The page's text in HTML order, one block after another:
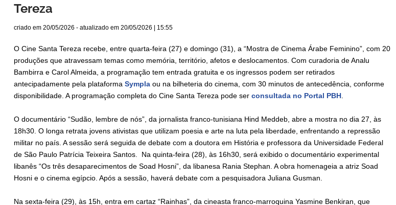
Tereza
criado em 20/05/2026 - atualizado em 20/05/2026 | 15:55
O Cine Santa Tereza recebe, entre quarta-feira (27) e domingo (31), a “Mostra de Cinema Árabe Feminino”, com 20
produções que atravessam temas como memória, território, afetos e deslocamentos. Com curadoria de Analu
Bambirra e Carol Almeida, a programação tem entrada gratuita e os ingressos podem ser retirados
antecipadamente pela plataforma Sympla ou na bilheteria do cinema, com 30 minutos de antecedência, conforme
disponibilidade. A programação completa do Cine Santa Tereza pode ser consultada no Portal PBH.
O documentário “Sudão, lembre de nós”, da jornalista franco-tunisiana Hind Meddeb, abre a mostra no dia 27, às
18h30. O longa retrata jovens ativistas que utilizam poesia e arte na luta pela liberdade, enfrentando a repressão
militar no país. A sessão será seguida de debate com a doutora em História e professora da Universidade Federal
de São Paulo Patrícia Teixeira Santos. Na quinta-feira (28), às 16h30, será exibido o documentário experimental
libanês “Os três desaparecimentos de Soad Hosni”, da libanesa Rania Stephan. A obra homenageia a atriz Soad
Hosni e o cinema egípcio. Após a sessão, haverá debate com a pesquisadora Juliana Gusman.
Na sexta-feira (29), às 15h, entra em cartaz “Rainhas”, da cineasta franco-marroquina Yasmine Benkiran, que